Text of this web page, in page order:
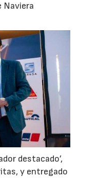
Naviera
destacado’,
y entregado